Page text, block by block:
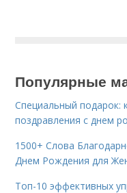
Популярные
Специальный подарок:
поздравления с днем
1500+ Слова
Днем Рождения для
Топ-10 эффективных